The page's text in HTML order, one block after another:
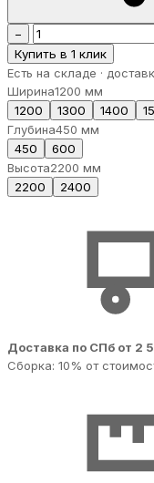
−
Купить в 1 клик
Есть на складе ·
Ширина1200 мм
1200
1300 1400
Глубина450 мм
450
600
Высота2200 мм
2200
2400
Доставка по СПб от 2
Сборка: 10% от